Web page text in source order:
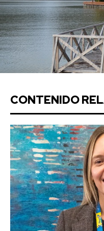
CONTENIDO